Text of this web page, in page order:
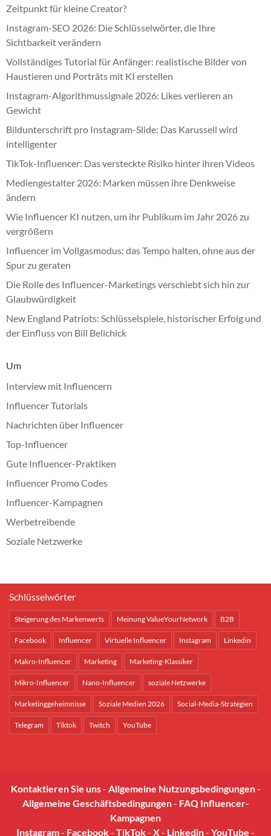
Zeitpunkt für kleine Creator?
Instagram-SEO 2026: Die Schlüsselwörter, die Ihre
Sichtbarkeit verändern
Vollständiges Tutorial für Anfänger: realistische Bilder von
Haustieren und Porträts mit KI erstellen
Instagram-Algorithmussignale 2026: Likes verlieren an
Gewicht
Bildunterschrift pro Instagram-Slide: Das Karussell wird
intelligenter
TikTok-Influencer: Das versteckte Risiko hinter ihren Videos
Mediengestalter 2026: Marken müssen ihre Denkweise
ändern
Wie Influencer KI nutzen, um ihr Publikum im Jahr 2026 zu
vergrößern
Influencer im Vollgasmodus: das Tempo halten, ohne aus der
Spur zu geraten
Die Rolle des Influencer-Marketings verschiebt sich hin zur
Glaubwürdigkeit
New England Patriots: Schlüsselspiele, historischer Erfolg und
der Einfluss von Bill Belichick
Um
Interview mit Influencern
Influencer Tutorials
Nachrichten über Influencer
Top-Influencer
Gute Influencer-Praktiken
Influencer Promo Codes
Influencer-Kampagnen
Werbetreibende
Soziale Netzwerke
Schlüsselwörter
Steigerung des Markenwerts Meinung ValueYourNetwork B2B
Facebook Influencer Virtuelle Influencer Instagram Linkedin
Makro-Influencer Marketing Marketing-Klassiker
Mikro-Influencer Nano-Influencer soziale Netzwerke
Marketinggeheimnisse Soziale Medien 2026 Social-Media-Strategien
Telegram Tiktok Twitch YouTube
Kontaktieren Sie uns- Allgemeine Nutzungsbedingungen-
Allgemeine Geschäftsbedingungen- FAQ Influencer-
Kampagnen
Instagram- Facebook- TikTok- X- Linkedin- YouTube -